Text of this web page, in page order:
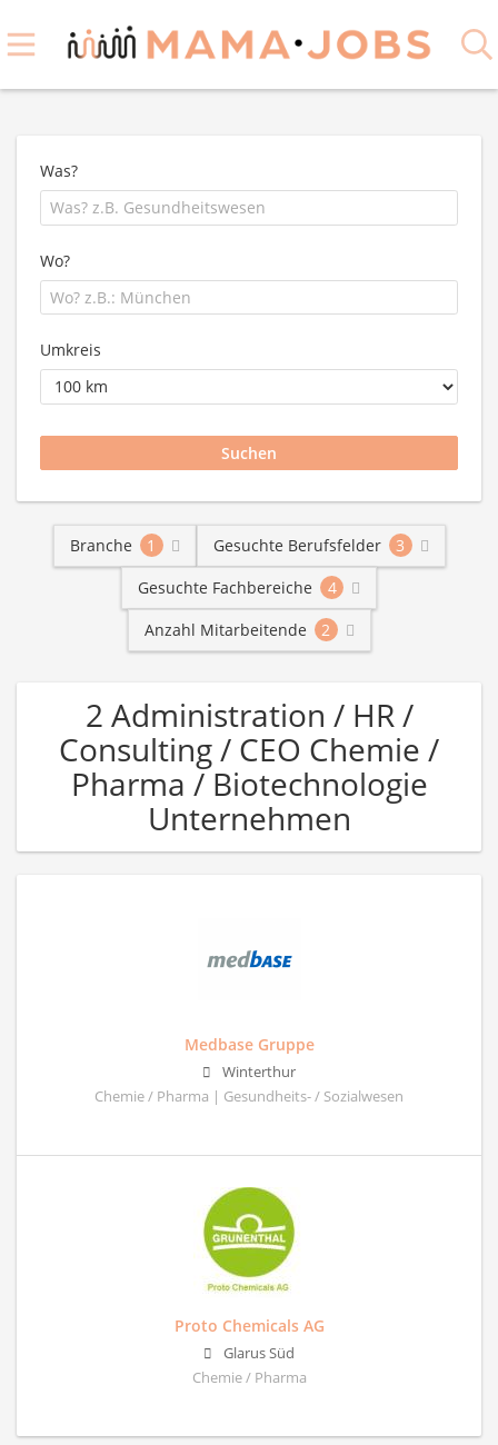
Was?
Wo?
Umkreis
Branche 1 Gesuchte Berufsfelder
3
Gesuchte Fachbereiche
4
Anzahl Mitarbeitende
2
2 Administration / HR /
Consulting / CEO Chemie /
Pharma / Biotechnologie
Unternehmen
Medbase Gruppe
Winterthur
Chemie / Pharma | Gesundheits- / Sozialwesen
Proto Chemicals AG
Glarus Süd
Chemie / Pharma